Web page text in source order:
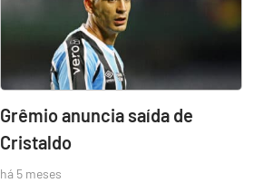
Grêmio anuncia saída de
Cristaldo
há 5 meses